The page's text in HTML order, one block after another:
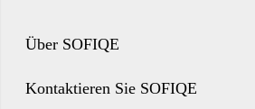
Über SOFIQE
Kontaktieren Sie SOFIQE